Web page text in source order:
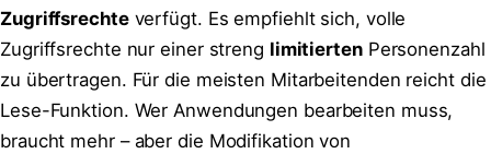
Zugriffsrechteverfügt. Es empfiehlt sich, volle
Zugriffsrechte nur einer streng limitiertenPersonenzahl
zu übertragen. Für die meisten Mitarbeitenden reicht die
Lese-Funktion. Wer Anwendungen bearbeiten muss,
braucht mehr – aber die Modifikation von